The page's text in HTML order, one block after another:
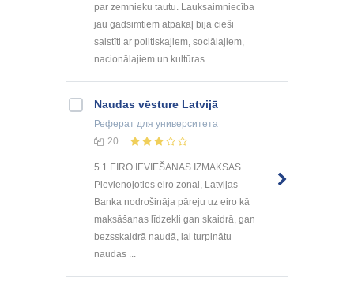
par zemnieku tautu. Lauksaimniecība
jau gadsimtiem atpakaļ bija cieši
saistīti ar politiskajiem, sociālajiem,
nacionālajiem un kultūras ...
Naudas vēsture Latvijā
Реферат для университета
20
5.1 EIRO IEVIEŠANAS IZMAKSAS
Pievienojoties eiro zonai, Latvijas
Banka nodrošināja pāreju uz eiro kā
maksāšanas līdzekli gan skaidrā, gan
bezsskaidrā naudā, lai turpinātu
naudas ...